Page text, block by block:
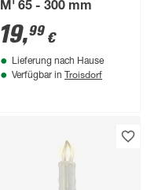
M' 65 - 300 mm
19,99 €
Lieferung nach Hause
Verfügbar in Troisdorf